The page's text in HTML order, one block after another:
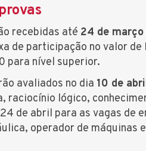
recebidas até 24 de março
de participação no valor
para nível superior.
avaliados no dia 10 de
raciocínio lógico,
de abril para as vagas de
operador de máquinas